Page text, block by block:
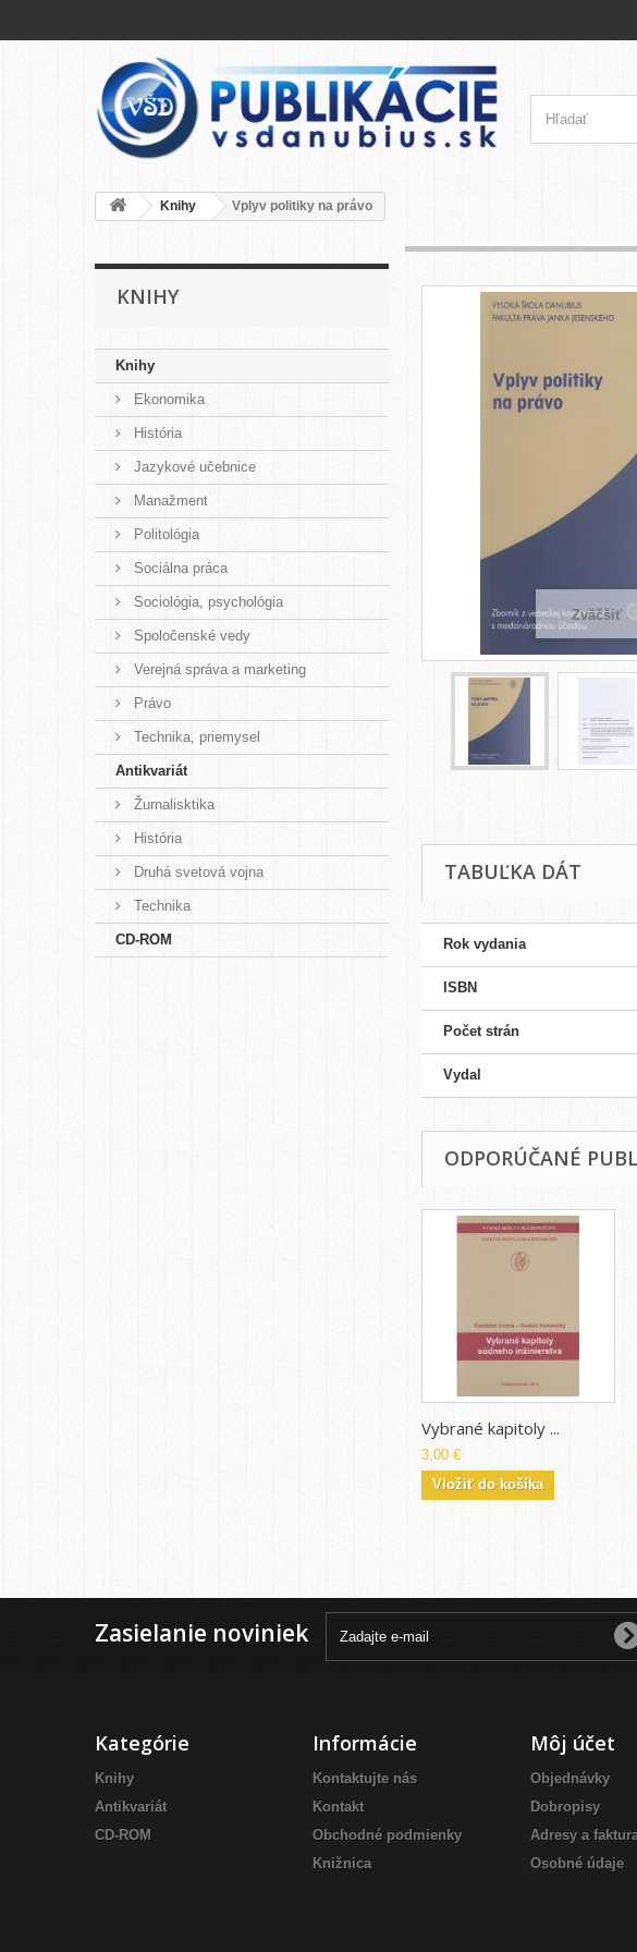
Knihy Vplyv politiky na právo
KNIHY
Knihy
Ekonomika
História
Jazykové učebnice
Manažment
Politológia
Sociálna práca
Sociológia, psychológia
Spoločenské vedy
Verejná správa a marketing
Právo
Technika, priemysel
Antikvariát
Žurnalisktika
História
Druhá svetová vojna
Technika
CD-ROM
Zväčšiť
TABUĽKA DÁT
Rok vydania
ISBN
Počet strán
Vydal
ODPORÚČANÉ
Vybrané kapitoly ...
3,00 €
Vložiť do košíka
Zasielanie noviniek
Kategórie
Knihy
Antikvariát
CD-ROM
Informácie
Kontaktujte nás
Kontakt
Obchodné podmienky
Knižnica
Môj účet
Objednávky
Dobropisy
Adresy a
Osobné údaje